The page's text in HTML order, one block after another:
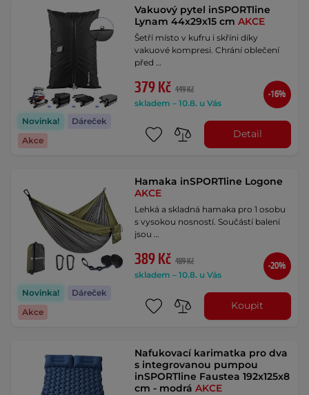
Novinka!
Dáreček
Akce
Vakuový pytel inSPORTline
Lynam 44x29x15 cmAKCE
Šetří místo v kufru i skříni díky
vakuové kompresi. Chrání oblečení
před …
379 Kč 449 Kč
skladem – 10.8. u Vás
-16%
Detail
Novinka!
Dáreček
Akce
Hamaka inSPORTline Logone
AKCE
Lehká a skladná hamaka pro 1 osobu
s vysokou nosností. Součástí balení
jsou …
389 Kč 489 Kč
skladem – 10.8. u Vás
-20%
Koupit
Nafukovací karimatka pro dva
s integrovanou pumpou
inSPORTline Faustea 192x125x8
cm - modráAKCE